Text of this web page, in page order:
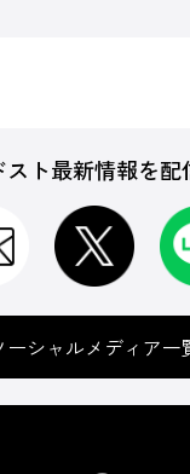
スト最新情報を配
ーシャルメディア一